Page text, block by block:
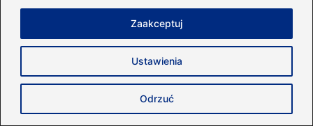
Ustawienia
Odrzuć
Zaakceptuj
Poczytaj więcej